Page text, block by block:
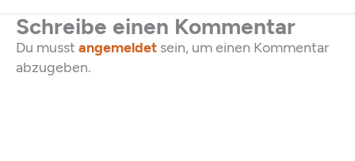
Schreibe einen Kommentar
Du musst angemeldet sein, um einen Kommentar
abzugeben.